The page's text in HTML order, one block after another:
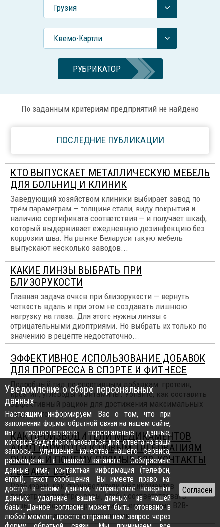
Грузия
Квемо-Картли
РУБРИКАТОР
По заданным критериям предприятий не найдено
ПОСЛЕДНИЕ ПУБЛИКАЦИИ
КТО ВЫПУСКАЕТ МЕТАЛЛИЧЕСКУЮ МЕБЕЛЬ
ДЛЯ БОЛЬНИЦ И КЛИНИК
Заведующий хозяйством клиники выбирает завод по
трём параметрам — толщине стали, виду покрытия и
наличию сертификата соответствия — и получает шкаф,
который выдерживает ежедневную дезинфекцию без
коррозии шва. На рынке Беларуси такую мебель
выпускают несколько заводов...
КАКИЕ ЛИНЗЫ ВЫБРАТЬ ПРИ
БЛИЗОРУКОСТИ
Главная задача очков при близорукости — вернуть
четкость вдаль и при этом не создавать лишнюю
нагрузку на глаза. Для этого нужны линзы с
отрицательными диоптриями. Но выбрать их только по
значению в рецепте недостаточно...
ЭФФЕКТИВНОЕ ИСПОЛЬЗОВАНИЕ ДОБАВОК
ДЛЯ ПРОГРЕССА В СПОРТЕ И ФИТНЕСЕ
Подробный гид по спортивным добавкам: протеин,
креатин, углеводы и витамины. Узнайте, как составить
эффективный рацион для достижения максимальных
результатов в спорте...
КАК ПРОИЗВОДИТЕЛИ МЕДИКАМЕНТОВ
АДАПТИРУЮТСЯ К НОВЫМ ТРЕБОВАНИЯМ
РЫНКА И ПОЧЕМУ ПРЯМЫЕ B2B-КОНТАКТЫ
РЕШАЮТ ВСЁ
Разбираем, как производители медикаментов
перестраивают процессы, чтобы соответствовать
новым требованиям рынка, и почему прямые B2B-
контакты становятся ключевыми...
Уведомление о сборе персональных
данных
Настоящим информируем Вас о том, что при
заполнении формы обратной связи на нашем сайте,
вы предоставляете персональные данные,
которые будут использоваться для: ответа на ваши
запросы, улучшения качества нашего сервиса,
размещения в нашем каталоге. Собираемые
данные: имя, контактная информация (телефон,
email), текст сообщения. Вы имеете право на:
доступ к своим данным, исправление неверных
данных, удаление ваших данных из нашей
базы. Данное согласие может быть отозвано в
любой момент, просто отправив нам запрос через